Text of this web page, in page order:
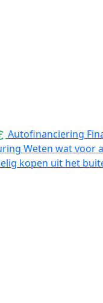
Autofinanciering
Weten wat voor
kopen uit het